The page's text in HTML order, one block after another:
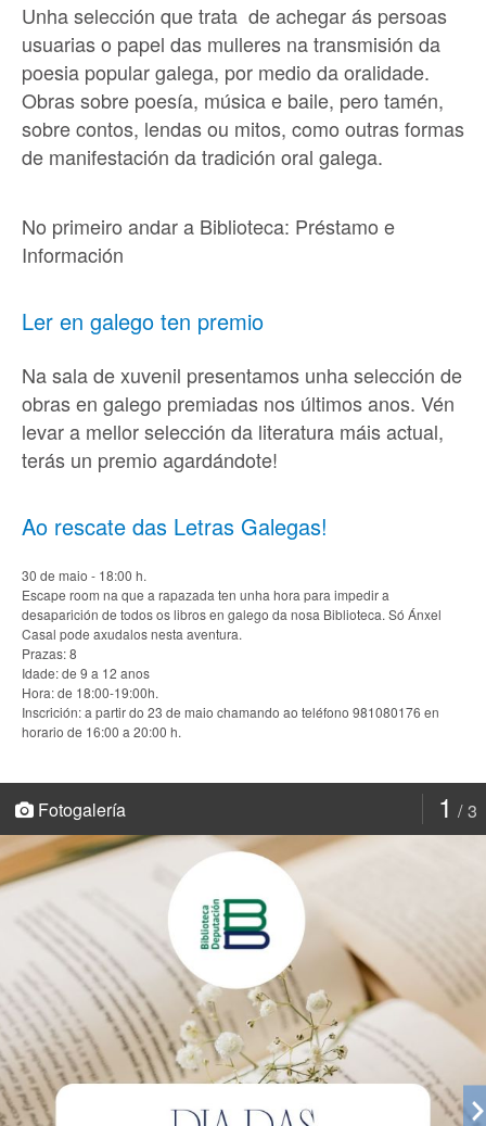
Unha selección que trata de achegar ás persoas
usuarias o papel das mulleres na transmisión da
poesia popular galega, por medio da oralidade.
Obras sobre poesía, música e baile, pero tamén,
sobre contos, lendas ou mitos, como outras formas
de manifestación da tradición oral galega.
No primeiro andar a Biblioteca: Préstamo e
Información
Ler en galego ten premio
Na sala de xuvenil presentamos unha selección de
obras en galego premiadas nos últimos anos. Vén
levar a mellor selección da literatura máis actual,
terás un premio agardándote!
Ao rescate das Letras Galegas!
30 de maio - 18:00 h.
Escape room na que a rapazada ten unha hora para impedir a
desaparición de todos os libros en galego da nosa Biblioteca. Só Ánxel
Casal pode axudalos nesta aventura.
Prazas: 8
Idade: de 9 a 12 anos
Hora: de 18:00-19:00h.
Inscrición:a partir do 23 de maio chamando ao teléfono 981080176 en
horario de 16:00 a 20:00 h.
1 3
Fotogalería